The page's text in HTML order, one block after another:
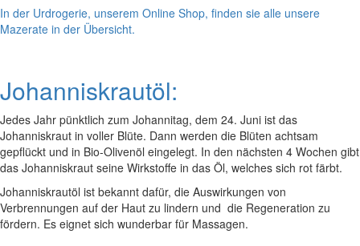
In der Urdrogerie, unserem Online Shop, finden sie alle unsere
Mazerate in der Übersicht.
Johanniskrautöl:
Jedes Jahr pünktlich zum Johannitag, dem 24. Juni ist das
Johanniskraut in voller Blüte. Dann werden die Blüten achtsam
gepflückt und in Bio-Olivenöl eingelegt. In den nächsten 4 Wochen gibt
das Johanniskraut seine Wirkstoffe in das Öl, welches sich rot färbt.
Johanniskrautöl ist bekannt dafür, die Auswirkungen von
Verbrennungen auf der Haut zu lindern und die Regeneration zu
fördern. Es eignet sich wunderbar für Massagen.